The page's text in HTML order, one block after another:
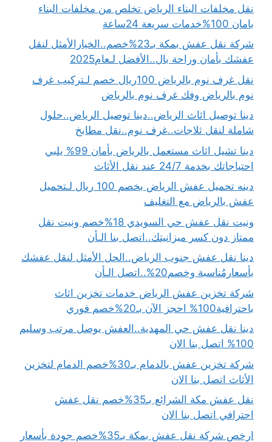
نقل مخلفات البناء الرياض تخلص من مخلفات البناء
بامان 100%خدمات سريعة 24ساعة
شركة نقل عفش بمكة بـ23%خصم..الخيارالأمثل لنقل
عفشك بأمان وراحة بال..الأفضل لـعام2025
نقل غرف نوم بالرياض 100ريال خصم لـتركيب غرف
نوم بالرياض وفك غرف نوم بالرياض
دينا توصيل اثاث الرياض..دينا توصيل الرياض..حلول
شاملة لنقل ثلاجات..غرف نوم..نقل مطابخ
دينا تشيل اثاث مستعمل بالرياض بأمان 99% يلبي
احتياجاتك بخدمة 24/7 عند نقل الأثاث
دينه تحميل عفش الرياض بخصم 100 ريال لـتحميل
عفش بالرياض مع التغليف
ونيت نقل عفش حي السويدي 18%خصم ونيت نقل
ممتاز دون كسر ميزانيتك..اتصل بنا الـأن
دينا نقل عفش جنوب الرياض..الحل الأمثل لنقل عفشك
بأسعارمُناسبة وخصم20%..اتصل الـأن
شركة تخزين عفش الرياض خدمات تخزين اثاث
باحترافية100% احجز الآن بـ20%خصم فوري
دينا نقل عفش حي المهدية..العفش يوصل مرتب وسليم
100% اتصل بنا الان
شركة تخزين عفش بالدمام بـ30%خصم الدمام لتخزين
الأثاث اتصل بنا الان
نقل عفش مكة الشرائع بـ35%خصم نقل عفش
احترافي اتصل بنا الان
ارخص شركة نقل عفش بمكة بـ35%خصم جودة بأسعار